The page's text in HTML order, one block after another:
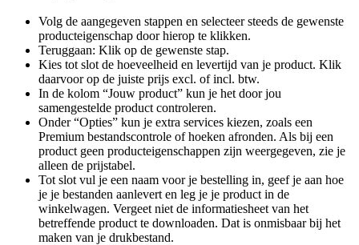
Volg de aangegeven stappen en selecteer steeds de gewenste
producteigenschap door hierop te klikken.
Teruggaan: Klik op de gewenste stap.
Kies tot slot de hoeveelheid en levertijd van je product. Klik
daarvoor op de juiste prijs excl. of incl. btw.
In de kolom “Jouw product” kun je het door jou
samengestelde product controleren.
Onder “Opties” kun je extra services kiezen, zoals een
Premium bestandscontrole of hoeken afronden. Als bij een
product geen producteigenschappen zijn weergegeven, zie je
alleen de prijstabel.
Tot slot vul je een naam voor je bestelling in, geef je aan hoe
je je bestanden aanlevert en leg je je product in de
winkelwagen. Vergeet niet de informatiesheet van het
betreffende product te downloaden. Dat is onmisbaar bij het
maken van je drukbestand.